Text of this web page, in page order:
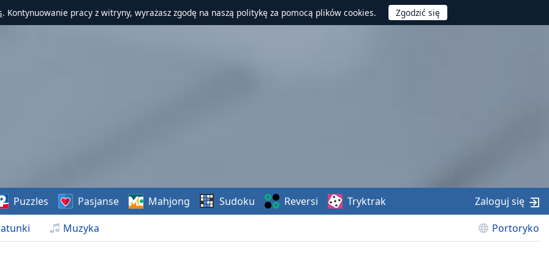
. Kontynuowanie pracy z witryny, wyrażasz zgodę na naszą politykę za pomocą plików cookies.
Muzyka Portoryko
Puzzles Pasjanse Mahjong Sudoku Reversi Tryktrak Zaloguj się